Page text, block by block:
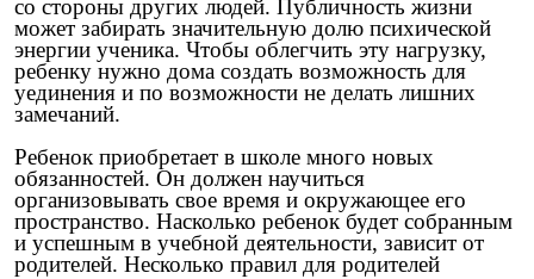
со стороны других людей. Публичность жизни
может забирать значительную долю психической
энергии ученика. Чтобы облегчить эту нагрузку,
ребенку нужно дома создать возможность для
уединения и по возможности не делать лишних
замечаний.
Ребенок приобретает в школе много новых
обязанностей. Он должен научиться
организовывать свое время и окружающее его
пространство. Насколько ребенок будет собранным
и успешным в учебной деятельности, зависит от
родителей. Несколько правил для родителей